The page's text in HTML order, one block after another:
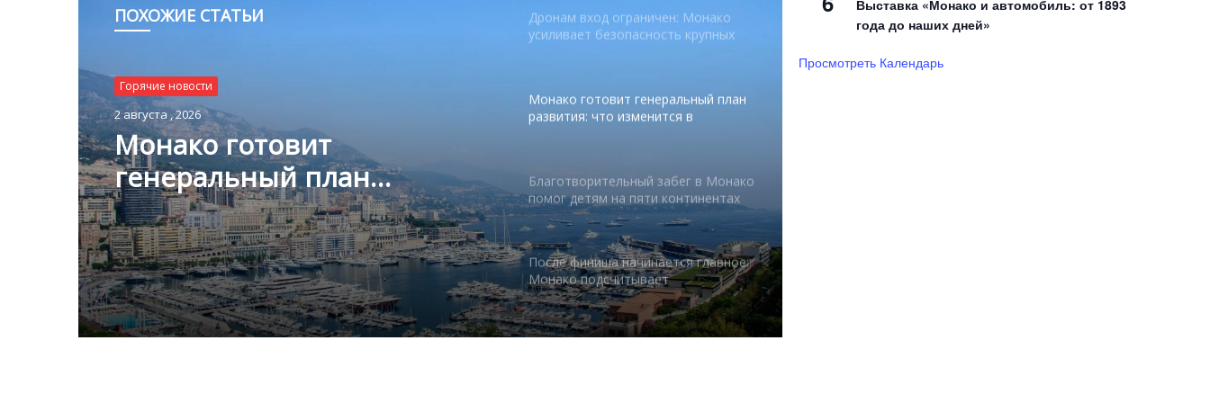
ПОХОЖИЕ СТАТЬИ
Горячие новости
2 августа , 2026
Монако готовит
генеральный план
развития: что изменится в
Княжестве
Горячие новости
1 августа , 2026
Благотворительный забег в
Монако помог детям на
пяти континентах
усиливает безопасность крупных
мероприятий
развития: что изменится в
Княжестве
помог детям на пяти континентах
После финиша начинается главное:
Монако подсчитывает
экономическую ценность Гран-при
Формулы-1
Отели Монако стали главным
Выставка «Монако и автомобиль: от 1893
года до наших дней»
Просмотреть Календарь